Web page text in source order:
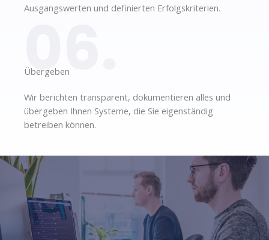
Ausgangswerten und definierten Erfolgskriterien.
06.
Übergeben​
Wir berichten transparent, dokumentieren alles und
übergeben Ihnen Systeme, die Sie eigenständig
betreiben können.